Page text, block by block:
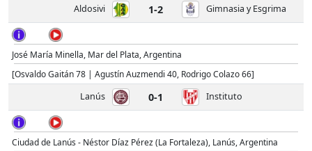
Aldosivi
1-2 Gimnasia y Esgrima
José María Minella, Mar del Plata, Argentina
[Osvaldo Gaitán 78 | Agustín Auzmendi 40, Rodrigo Colazo 66]
Lanús
0-1 Instituto
Ciudad de Lanús - Néstor Díaz Pérez (La Fortaleza), Lanús, Argentina